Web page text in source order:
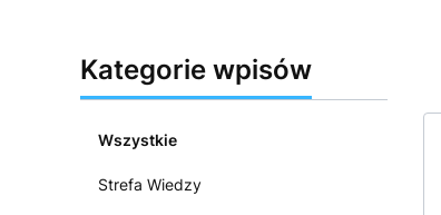
Kategorie wpisów
Wszystkie
Strefa Wiedzy